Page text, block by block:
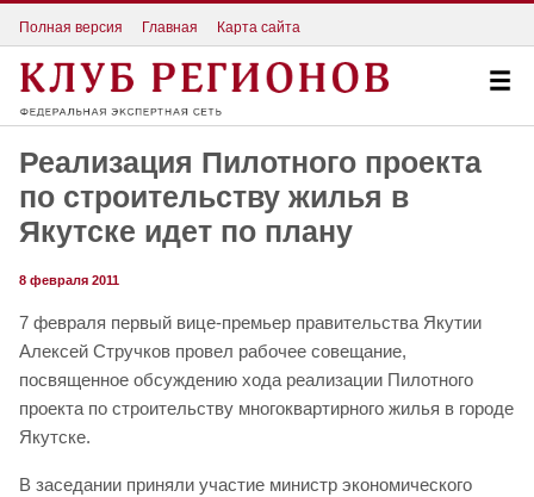
Полная версия Главная Карта сайта
Реализация Пилотного проекта
по строительству жилья в
Якутске идет по плану
8 февраля 2011
7 февраля первый вице-премьер правительства Якутии
Алексей Стручков провел рабочее совещание,
посвященное обсуждению хода реализации Пилотного
проекта по строительству многоквартирного жилья в городе
Якутске.
В заседании приняли участие министр экономического